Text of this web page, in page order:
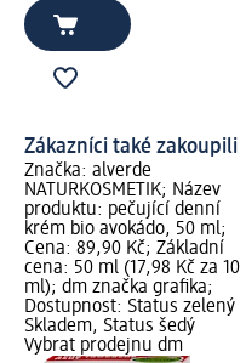
Zákazníci také zakoupili
Značka: alverde
NATURKOSMETIK; Název
produktu: pečující denní
krém bio avokádo, 50 ml;
Cena: 89,90 Kč; Základní
cena: 50 ml (17,98 Kč za 10
ml); dm značka grafika;
Dostupnost: Status zelený
Skladem, Status šedý
Vybrat prodejnu dm